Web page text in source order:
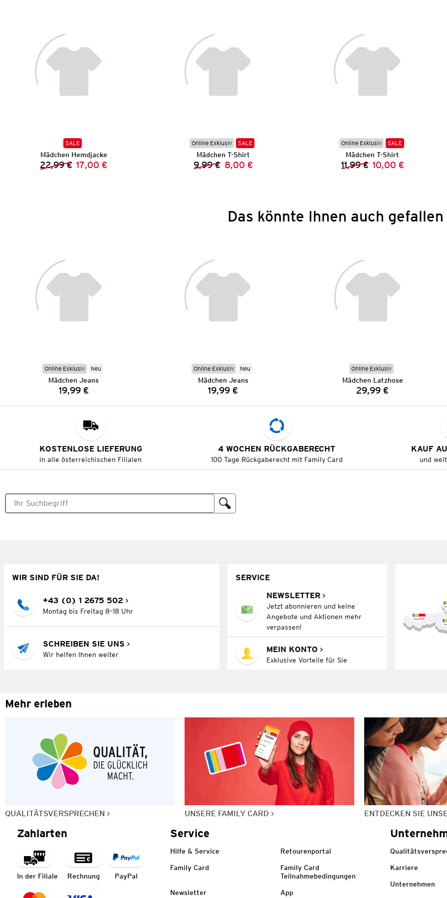
SALE
Mädchen Hemdjacke
Vorheriger Preis:
22,99 € Neuer Preis:
17,00 €
Online Exklusiv SALE
Mädchen T-Shirt
Vorheriger Preis:
9,99 € Neuer Preis:
8,00 €
Online Exklusiv SALE
Mädchen T-Shirt
Vorheriger Preis:
11,99 € Neuer Preis:
10,00 €
Das könnte Ihnen auch gefallen
Online Exklusiv Neu
Mädchen Jeans
Preis:
19,99 €
Online Exklusiv Neu
Mädchen Jeans
Preis:
19,99 €
Online Exklusiv
Mädchen Latzhose
Preis:
29,99 €
KOSTENLOSE LIEFERUNG
in alle österreichischen Filialen
4 WOCHEN RÜCKGABERECHT
100 Tage Rückgaberecht mit Family Card
KAUF
und
WIR SIND FÜR SIE DA!
+43 (0) 1 2675 502
Montag bis Freitag 8–18 Uhr
SCHREIBEN SIE UNS
Wir helfen Ihnen weiter
SERVICE
NEWSLETTER
Jetzt abonnieren und keine
Angebote und Aktionen mehr
verpassen!
MEIN KONTO
Exklusive Vorteile für Sie
Mehr erleben
QUALITÄTSVERSPRECHEN UNSERE FAMILY CARD ENTDECKEN SIE
Zahlarten
In der Filiale Rechnung PayPal
Service
Hilfe & Service Retourenportal
Family Card
Family Card
Teilnahmebedingungen
Newsletter App
Karriere
Unternehmen